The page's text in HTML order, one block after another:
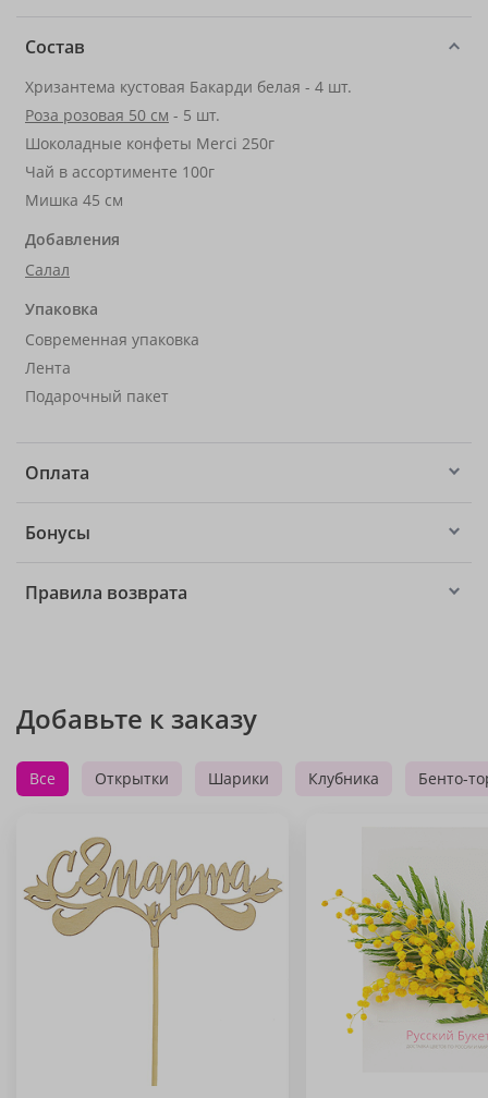
Состав
Хризантема кустовая Бакарди белая - 4 шт.
Роза розовая 50 см - 5 шт.
Шоколадные конфеты Merci 250г
Чай в ассортименте 100г
Мишка 45 см
Добавления
Салал
Упаковка
Современная упаковка
Лента
Подарочный пакет
Оплата
Бонусы
Правила возврата
Добавьте к заказу
Все Открытки Шарики Клубника Бенто-